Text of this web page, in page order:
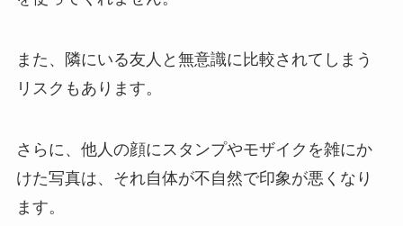
また、隣にいる友人と無意識に比較されてしまう
リスクもあります。
さらに、他人の顔にスタンプやモザイクを雑にか
けた写真は、それ自体が不自然で印象が悪くなり
ます。